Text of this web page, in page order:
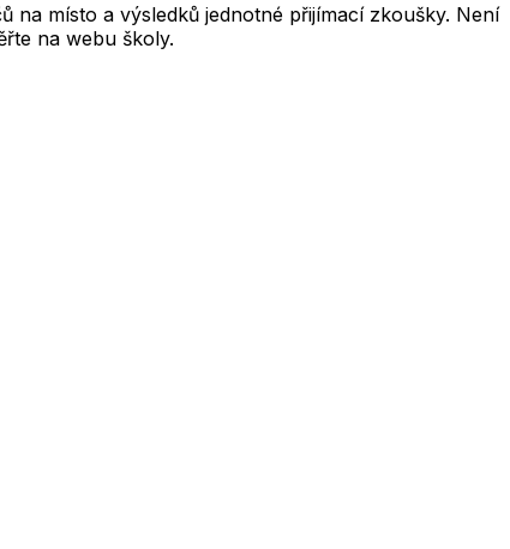
na místo a výsledků jednotné přijímací zkoušky. Není
na webu školy.